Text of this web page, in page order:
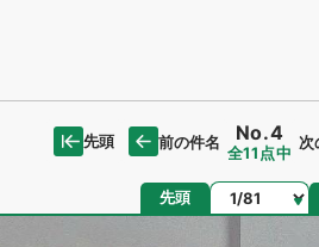
先頭 前の件名 No.4
全11点中
次
先頭 ページ